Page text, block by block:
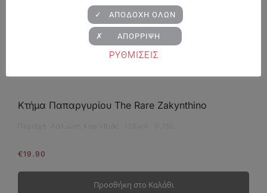
Κτήμα Παπαργυρίου The Rare Zakynthino
Περιοχή Λαλιώτη Κορινθίας 13%vol 0,75L
€19.90
Προσθήκη στο Καλάθι
ΡΥΘΜΙΣΕΙΣ
✓ ΑΠΟΔΟΧΗ ΟΛΩΝ
✗ ΑΠΟΡΡΙΨΗ